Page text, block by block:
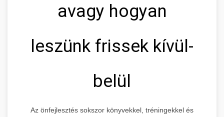
avagy hogyan
leszünk frissek kívül-
belül
Az önfejlesztés sokszor könyvekkel, tréningekkel és